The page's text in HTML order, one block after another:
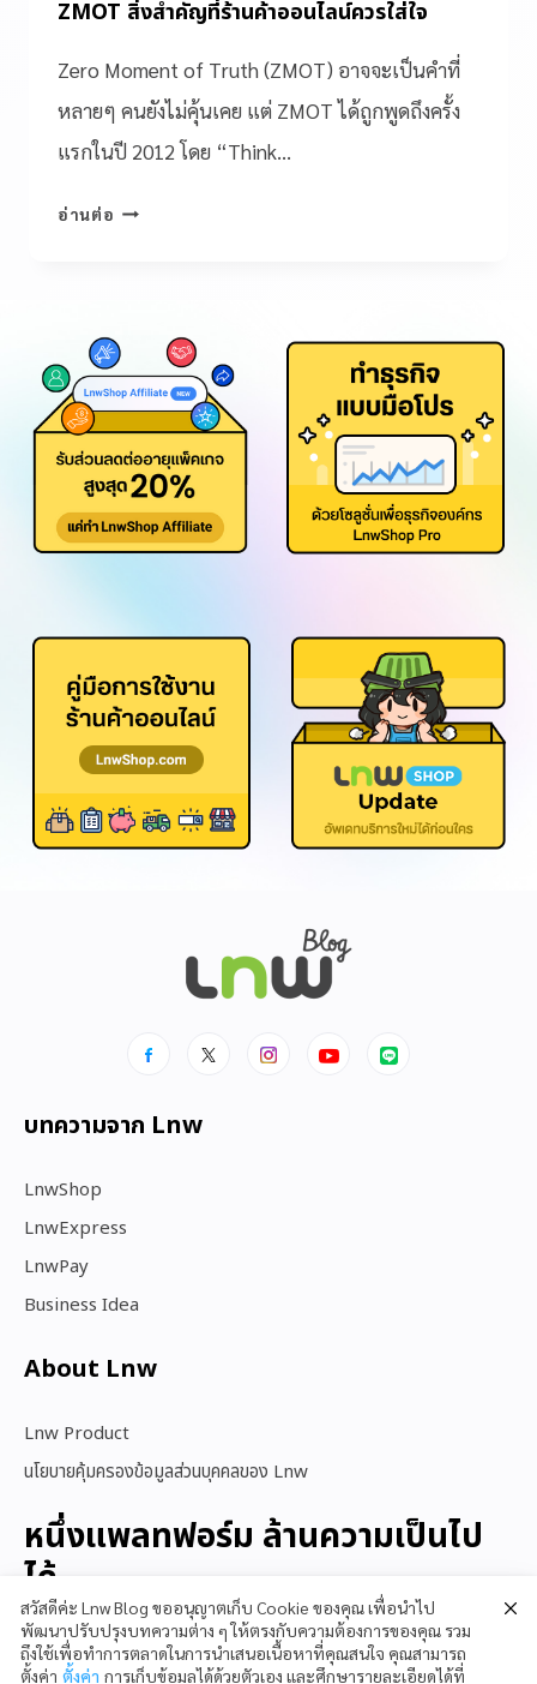
ZMOT สิ่งสำคัญที่ร้านค้าออนไลน์ควรใส่ใจ
Zero Moment of Truth (ZMOT) อาจจะเป็นคำที่
หลายๆ คนยังไม่คุ้นเคย แต่ ZMOT ได้ถูกพูดถึงครั้ง
แรกในปี 2012 โดย “Think…
อ่านต่อ
บทความจาก Lnw
LnwShop
LnwExpress
LnwPay
Business Idea
About Lnw​
Lnw Product
นโยบายคุ้มครองข้อมูลส่วนบุคคลของ Lnw
หนึ่งแพลทฟอร์ม ล้านความเป็นไป
ได้
สนใจใช้ LnwShop
สวัสดีค่ะ Lnw Blog ขออนุญาตเก็บ Cookie ของคุณ เพื่อนำไป
พัฒนาปรับปรุงบทความต่าง ๆ ให้ตรงกับความต้องการของคุณ รวม
ถึงใช้เพื่อทำการตลาดในการนำเสนอเนื้อหาที่คุณสนใจ คุณสามารถ
ตั้งค่า ตั้งค่า การเก็บข้อมูลได้ด้วยตัวเอง และศึกษารายละเอียดได้ที่